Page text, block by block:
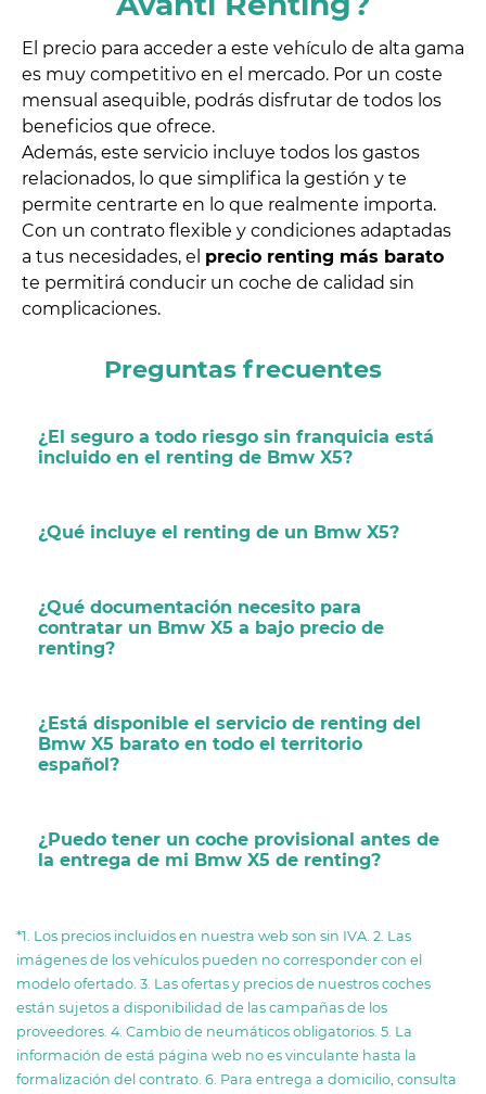
El precio para acceder a este vehículo de alta gama
es muy competitivo en el mercado. Por un coste
mensual asequible, podrás disfrutar de todos los
beneficios que ofrece.
Además, este servicio incluye todos los gastos
relacionados, lo que simplifica la gestión y te
permite centrarte en lo que realmente importa.
Con un contrato flexible y condiciones adaptadas
a tus necesidades, el precio renting más barato
te permitirá conducir un coche de calidad sin
complicaciones.
Preguntas frecuentes
¿El seguro a todo riesgo sin franquicia está
incluido en el renting de Bmw X5?
¿Qué incluye el renting de un Bmw X5?
¿Qué documentación necesito para
contratar un Bmw X5 a bajo precio de
renting?
¿Está disponible el servicio de renting del
Bmw X5 barato en todo el territorio
español?
¿Puedo tener un coche provisional antes de
la entrega de mi Bmw X5 de renting?
*1. Los precios incluidos en nuestra web son sin IVA. 2. Las
imágenes de los vehículos pueden no corresponder con el
modelo ofertado. 3. Las ofertas y precios de nuestros coches
están sujetos a disponibilidad de las campañas de los
proveedores. 4. Cambio de neumáticos obligatorios. 5. La
información de está página web no es vinculante hasta la
formalización del contrato. 6. Para entrega a domicilio, consulta